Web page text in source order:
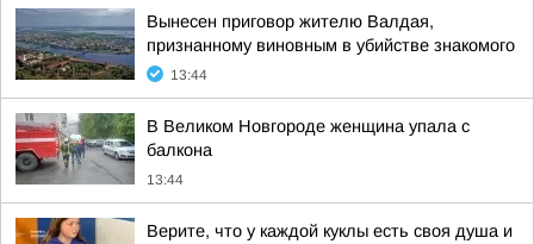
Вынесен приговор жителю Валдая,
признанному виновным в убийстве знакомого
13:44
В Великом Новгороде женщина упала с
балкона
13:44
Верите, что у каждой куклы есть своя душа и